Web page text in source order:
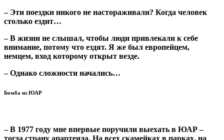
– Эти поездки никого не настораживали? Когда человек
столько ездит…
– В жизни не слышал, чтобы люди привлекали к себе
внимание, потому что ездят. Я же был европейцем,
немцем, вход которому открыт везде.
– Однако сложности начались…
Бомба из ЮАР
– В 1977 году мне впервые поручили выехать в ЮАР –